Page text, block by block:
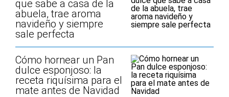
que sabe a casa de la
abuela, trae aroma
navideño y siempre
sale perfecta
Cómo hornear un Pan
dulce esponjoso: la
receta riquísima para el
mate antes de Navidad